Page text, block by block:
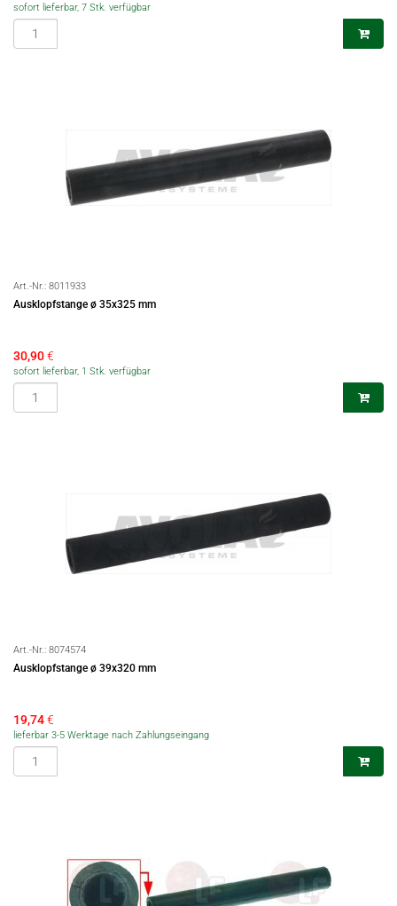
sofort lieferbar, 7 Stk. verfügbar
Art.-Nr.: 8011933
Ausklopfstange ø 35x325 mm
30,90€
sofort lieferbar, 1 Stk. verfügbar
Art.-Nr.: 8074574
Ausklopfstange ø 39x320 mm
19,74€
lieferbar 3-5 Werktage nach Zahlungseingang